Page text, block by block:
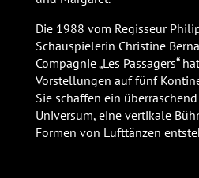
Die 1988 vom Regisseur
Schauspielerin Christine
Compagnie „Les Passagers“
Vorstellungen auf fünf
Sie schaffen ein
Universum, eine vertikale
Formen von Lufttänzen